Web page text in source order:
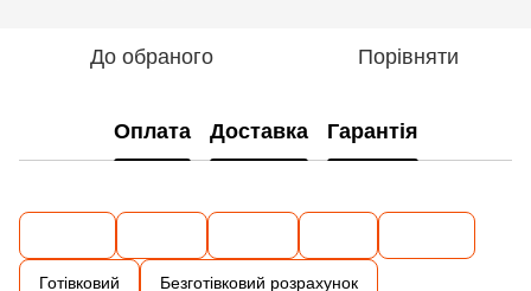
До обраного Порівняти
Оплата Доставка Гарантія
Готівковий Безготівковий розрахунок